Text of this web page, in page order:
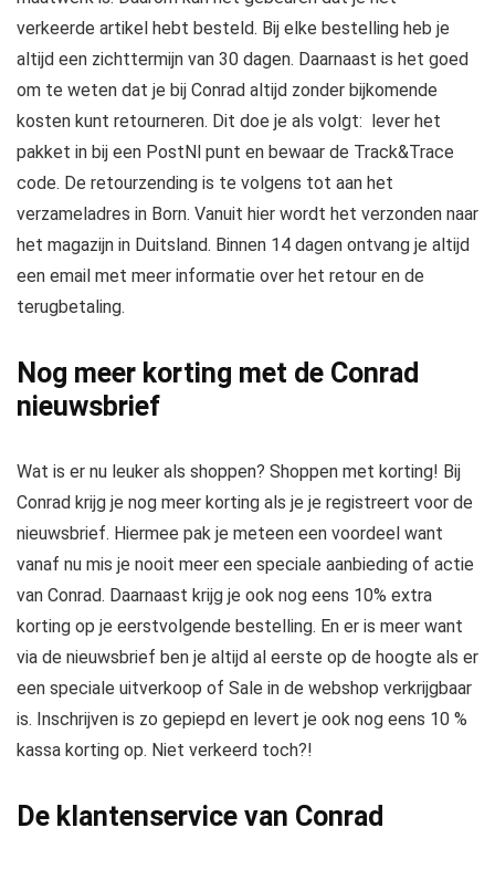
verkeerde artikel hebt besteld. Bij elke bestelling heb je
altijd een zichttermijn van 30 dagen. Daarnaast is het goed
om te weten dat je bij Conrad altijd zonder bijkomende
kosten kunt retourneren. Dit doe je als volgt: lever het
pakket in bij een PostNl punt en bewaar de Track&Trace
code. De retourzending is te volgens tot aan het
verzameladres in Born. Vanuit hier wordt het verzonden naar
het magazijn in Duitsland. Binnen 14 dagen ontvang je altijd
een email met meer informatie over het retour en de
terugbetaling.
Nog meer korting met de Conrad
nieuwsbrief
Wat is er nu leuker als shoppen? Shoppen met korting! Bij
Conrad krijg je nog meer korting als je je registreert voor de
nieuwsbrief. Hiermee pak je meteen een voordeel want
vanaf nu mis je nooit meer een speciale aanbieding of actie
van Conrad. Daarnaast krijg je ook nog eens 10% extra
korting op je eerstvolgende bestelling. En er is meer want
via de nieuwsbrief ben je altijd al eerste op de hoogte als er
een speciale uitverkoop of Sale in de webshop verkrijgbaar
is. Inschrijven is zo gepiepd en levert je ook nog eens 10 %
kassa korting op. Niet verkeerd toch?!
De klantenservice van Conrad